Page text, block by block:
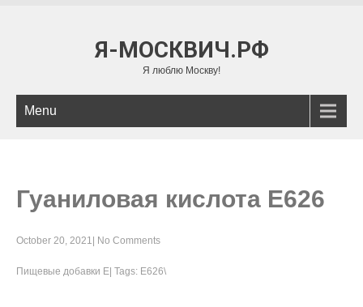
Я-МОСКВИЧ.РФ
Я люблю Москву!
Menu
Гуаниловая кислота E626
October 20, 2021 No Comments
Пищевые добавки Е | Tags: E626\